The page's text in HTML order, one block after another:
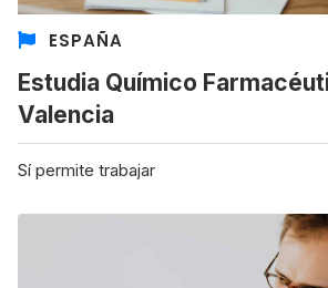
ESPAÑA
Estudia Químico
Valencia
Sí permite trabajar